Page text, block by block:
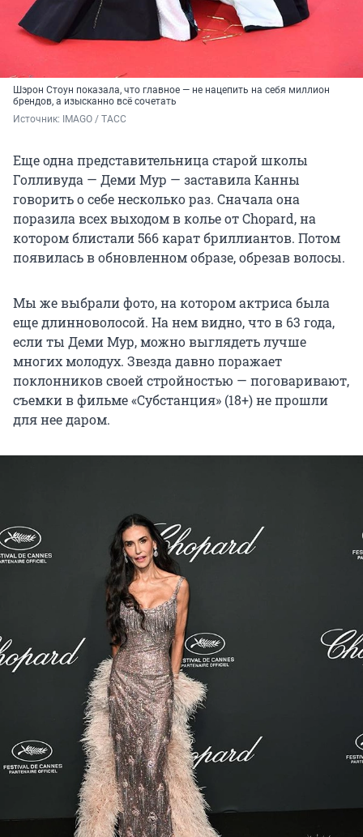
Шэрон Стоун показала, что главное — не нацепить на себя миллион
брендов, а изысканно всё сочетать
Источник: IMAGO / ТАСС
Еще одна представительница старой школы
Голливуда — Деми Мур — заставила Канны
говорить о себе несколько раз. Сначала она
поразила всех выходом в колье от Chopard, на
котором блистали 566 карат бриллиантов. Потом
появилась в обновленном образе, обрезав волосы.
Мы же выбрали фото, на котором актриса была
еще длинноволосой. На нем видно, что в 63 года,
если ты Деми Мур, можно выглядеть лучше
многих молодух. Звезда давно поражает
поклонников своей стройностью — поговаривают,
съемки в фильме «Субстанция» (18+) не прошли
для нее даром.